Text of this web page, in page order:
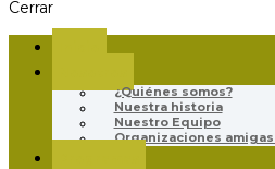
Cerrar
¿Quiénes somos?
Nuestra historia
Nuestro Equipo
Organizaciones amigas